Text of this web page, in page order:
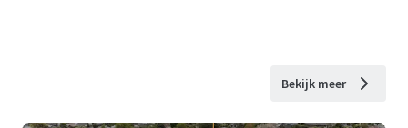
Bekijk meer